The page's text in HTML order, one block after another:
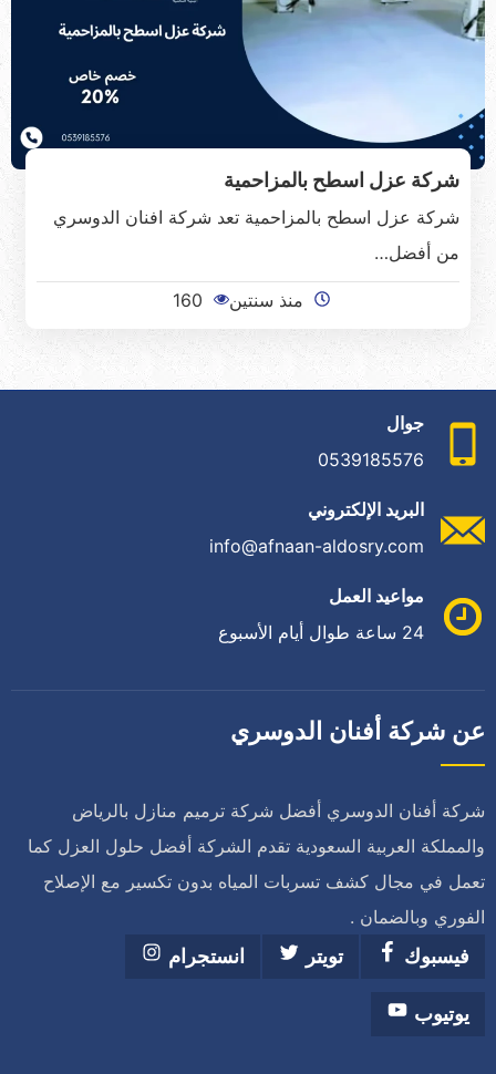
شركة عزل اسطح بالمزاحمية
شركة عزل اسطح بالمزاحمية تعد شركة افنان الدوسري
من أفضل…
منذ سنتين 160
جوال
0539185576
البريد الإلكتروني
info@afnaan-aldosry.com
مواعيد العمل
24 ساعة طوال أيام الأسبوع
عن شركة أفنان الدوسري
شركة أفنان الدوسري أفضل شركة ترميم منازل بالرياض
والمملكة العربية السعودية تقدم الشركة أفضل حلول العزل كما
تعمل في مجال كشف تسربات المياه بدون تكسير مع الإصلاح
الفوري وبالضمان .
فيسبوك
تويتر انستجرام
يوتيوب